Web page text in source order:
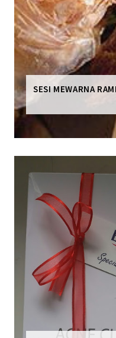
SESI MEWARNA